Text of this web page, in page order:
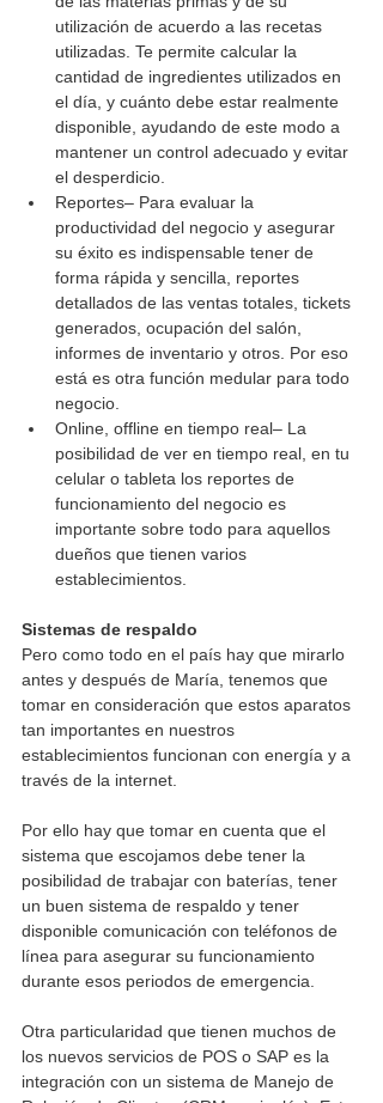
utilización de acuerdo a las recetas
utilizadas. Te permite calcular la
cantidad de ingredientes utilizados en
el día, y cuánto debe estar realmente
disponible, ayudando de este modo a
mantener un control adecuado y evitar
el desperdicio.
Reportes– Para evaluar la
productividad del negocio y asegurar
su éxito es indispensable tener de
forma rápida y sencilla, reportes
detallados de las ventas totales, tickets
generados, ocupación del salón,
informes de inventario y otros. Por eso
está es otra función medular para todo
negocio.
Online, offline en tiempo real– La
posibilidad de ver en tiempo real, en tu
celular o tableta los reportes de
funcionamiento del negocio es
importante sobre todo para aquellos
dueños que tienen varios
establecimientos.
Sistemas de respaldo
Pero como todo en el país hay que mirarlo
antes y después de María, tenemos que
tomar en consideración que estos aparatos
tan importantes en nuestros
establecimientos funcionan con energía y a
través de la internet.
Por ello hay que tomar en cuenta que el
sistema que escojamos debe tener la
posibilidad de trabajar con baterías, tener
un buen sistema de respaldo y tener
disponible comunicación con teléfonos de
línea para asegurar su funcionamiento
durante esos periodos de emergencia.
Otra particularidad que tienen muchos de
los nuevos servicios de POS o SAP es la
integración con un sistema de Manejo de